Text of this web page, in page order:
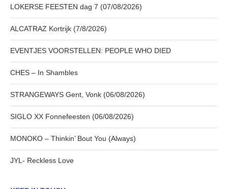
LOKERSE FEESTEN dag 7 (07/08/2026)
ALCATRAZ Kortrijk (7/8/2026)
EVENTJES VOORSTELLEN: PEOPLE WHO DIED
CHES – In Shambles
STRANGEWAYS Gent, Vonk (06/08/2026)
SIGLO XX Fonnefeesten (06/08/2026)
MONOKO – Thinkin’ Bout You (Always)
JYL- Reckless Love